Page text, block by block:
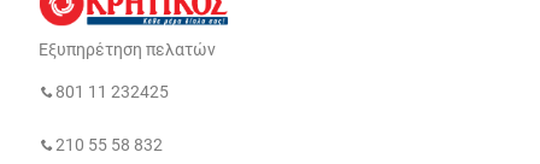
Εξυπηρέτηση πελατών
801 11 232425
210 55 58 832